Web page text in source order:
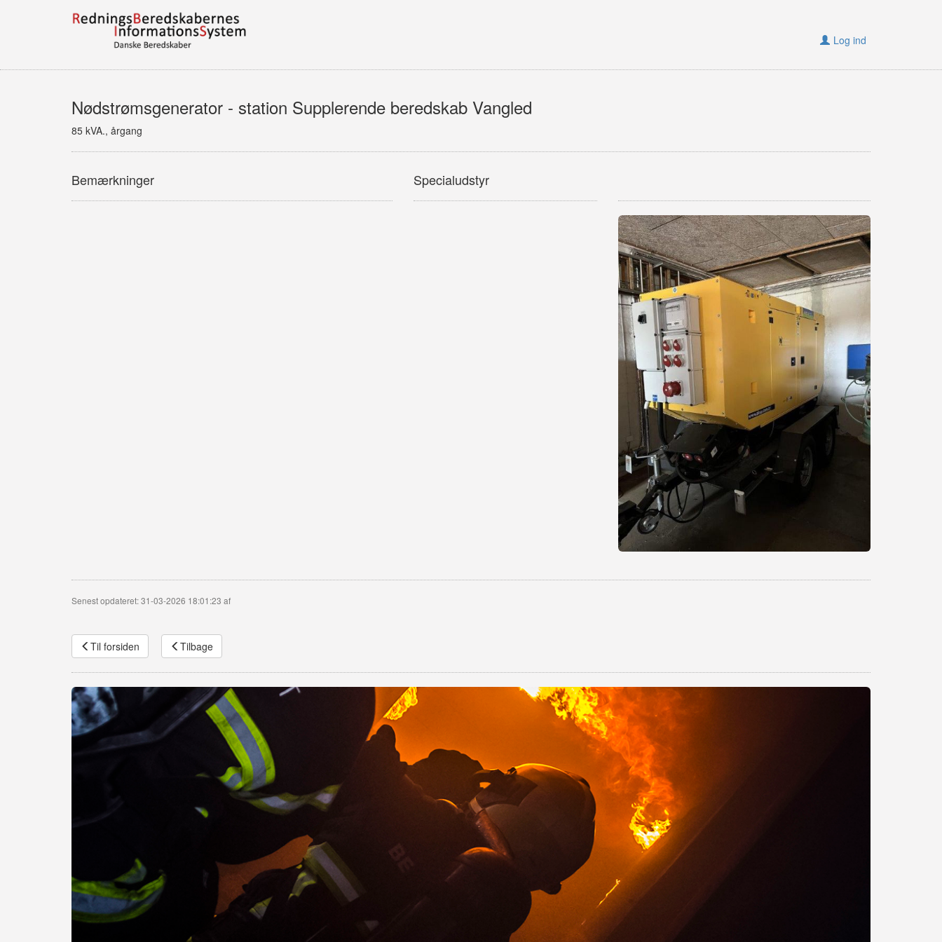
Log ind
Nødstrømsgenerator - station Supplerende beredskab Vangled
85 kVA., årgang
Bemærkninger Specialudstyr
Senest opdateret: 31-03-2026 18:01:23 af
Til forsiden Tilbage